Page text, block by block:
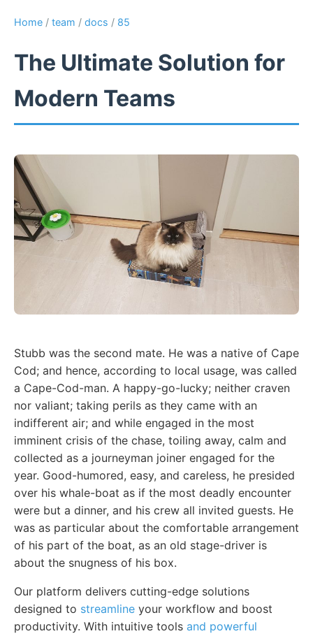
Home / team / docs / 85
The Ultimate Solution for
Modern Teams
Stubb was the second mate. He was a native of Cape
Cod; and hence, according to local usage, was called
a Cape-Cod-man. A happy-go-lucky; neither craven
nor valiant; taking perils as they came with an
indifferent air; and while engaged in the most
imminent crisis of the chase, toiling away, calm and
collected as a journeyman joiner engaged for the
year. Good-humored, easy, and careless, he presided
over his whale-boat as if the most deadly encounter
were but a dinner, and his crew all invited guests. He
was as particular about the comfortable arrangement
of his part of the boat, as an old stage-driver is
about the snugness of his box.
Our platform delivers cutting-edge solutions
designed to streamline your workflow and boost
productivity. With intuitive tools and powerful